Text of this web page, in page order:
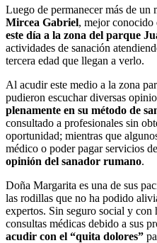
Luego de permanecer más de un
Mircea Gabriel, mejor conocido
este día a la zona del parque
actividades de sanación
tercera edad que llegan a verlo.
Al acudir este medio a la zona
pudieron escuchar diversas
plenamente en su método de
consultado a profesionales sin
oportunidad; mientras que
médico o poder pagar servicios
opinión del sanador rumano.
Doña Margarita es una de sus
las rodillas que no ha podido
expertos. Sin seguro social y con
consultas médicas debido a sus
acudir con el “quita dolores”